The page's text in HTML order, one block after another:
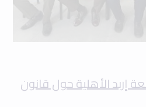
إربد الأهلية حول قانون